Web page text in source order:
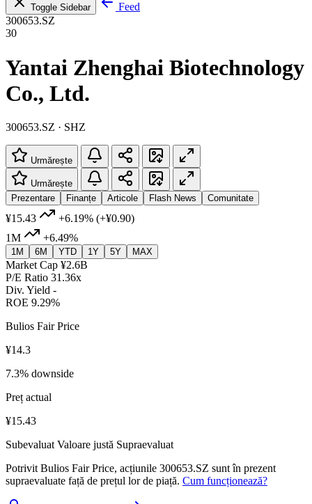
Toggle Sidebar
Feed
300653.SZ
30
Yantai Zhenghai Biotechnology
Co., Ltd.
300653.SZ · SHZ
Urmărește
Urmărește
Prezentare
Finanțe Articole Flash News Comunitate
¥15.43 +6.19% (+¥0.90)
1M
+6.49%
1M 6M YTD 1Y 5Y MAX
Market Cap ¥2.6B
P/E Ratio 31.36x
Div. Yield -
ROE 9.29%
Bulios Fair Price
¥14.3
7.3% downside
Preț actual
¥15.43
Subevaluat Valoare justă Supraevaluat
Potrivit Bulios Fair Price, acțiunile 300653.SZ sunt în prezent
supraevaluate față de prețul lor de piață. Cum funcționează?